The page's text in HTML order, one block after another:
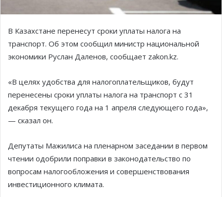
В Казахстане перенесут сроки уплаты налога на
транспорт. Об этом сообщил министр национальной
экономики Руслан Даленов, сообщает zakon.kz.
«В целях удобства для налогоплательщиков, будут
перенесены сроки уплаты налога на транспорт с 31
декабря текущего года на 1 апреля следующего года»,
— сказал он.
Депутаты Мажилиса на пленарном заседании в первом
чтении одобрили поправки в законодательство по
вопросам налогообложения и совершенствования
инвестиционного климата.